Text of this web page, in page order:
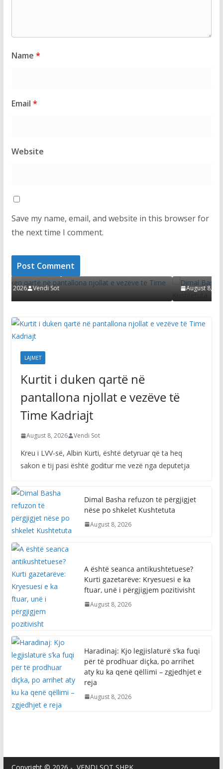
Name *
Email *
Website
Save my name, email, and website in this browser for
the next time I comment.
njollat e
August 8, 2026 Vendi Sot
LAJMET
Kurtit i duken qartë në
pantallona njollat e vezëve të
Time Kadriajt
August 8, 2026 Vendi Sot
Kreu i LVV-së, Albin Kurti, është detyruar që ta heq
sakon e tij pasi është goditur me vezë nga deputetja
Dimal Basha refuzon të përgjigjet
nëse po shkelet Kushtetuta
August 8, 2026
A është seanca antikushtetuese?
Kurti gazetarëve: Kryesuesi e ka
ftuar, unë i përgjigjem pozitivisht
August 8, 2026
Haradinaj: Kjo legjislaturë s’ka fuqi
për të prodhuar diçka, po arrihet
aty ku ka qenë qëllimi – zgjedhjet e
reja
August 8, 2026